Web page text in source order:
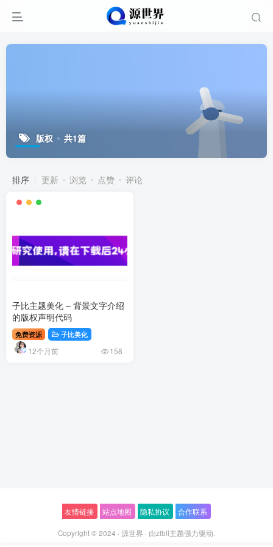
版权 共1篇
排序 更新 浏览 点赞 评论
子比主题美化 – 背景文字介绍
的版权声明代码
免费资源 子比美化
12个月前 158
友情链接 站点地图 隐私协议 合作联系
Copyright © 2024 · 源世界 · 由zibll主题强力驱动.